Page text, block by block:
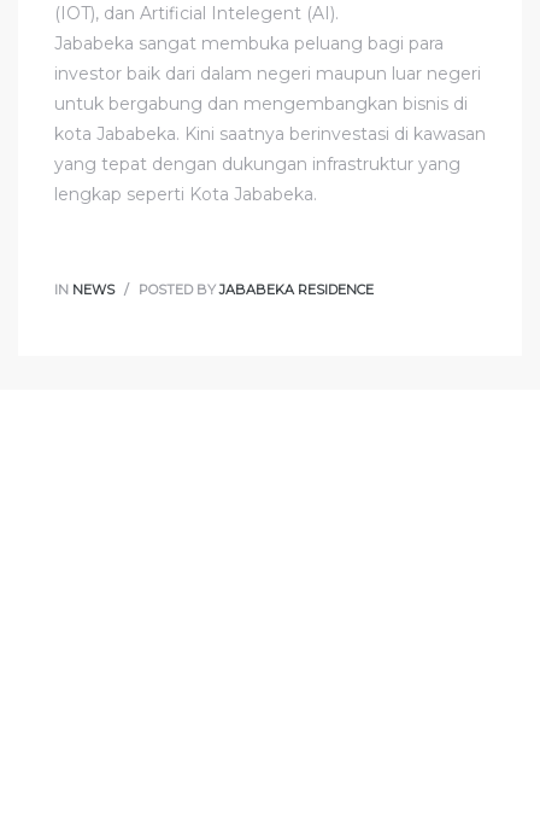
(IOT), dan Artificial Intelegent (AI).
Jababeka sangat membuka peluang bagi para
investor baik dari dalam negeri maupun luar negeri
untuk bergabung dan mengembangkan bisnis di
kota Jababeka. Kini saatnya berinvestasi di kawasan
yang tepat dengan dukungan infrastruktur yang
lengkap seperti Kota Jababeka.
IN NEWS POSTED BYJABABEKA RESIDENCE